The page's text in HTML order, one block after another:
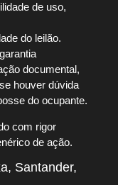
de uso,
do leilão.
documental,
houver dúvida
do ocupante.
com rigor
de ação.
Santander,